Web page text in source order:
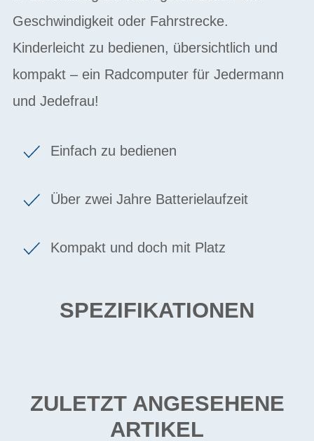
Geschwindigkeit oder Fahrstrecke.
Kinderleicht zu bedienen, übersichtlich und
kompakt – ein Radcomputer für Jedermann
und Jedefrau!
Einfach zu bedienen
Über zwei Jahre Batterielaufzeit
Kompakt und doch mit Platz
SPEZIFIKATIONEN
ZULETZT ANGESEHENE
ARTIKEL